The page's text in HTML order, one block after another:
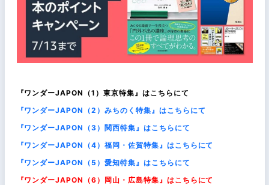
『ワンダーJAPON（1）東京特集』はこちらにて
『ワンダーJAPON（2）みちのく特集』はこちらにて
『ワンダーJAPON（3）関西特集』はこちらにて
『ワンダーJAPON（4）福岡・佐賀特集』はこちらにて
『ワンダーJAPON（5）愛知特集』はこちらにて
『ワンダーJAPON（6）岡山・広島特集』はこちらにて